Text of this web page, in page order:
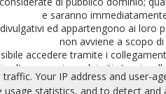
e saranno
ed appartengono ai
non avviene a scopo di
accedere tramite i
l'approvazione dei siti stessi,
commenti e per i loro
Your IP address and
usage statistics, and to detect and